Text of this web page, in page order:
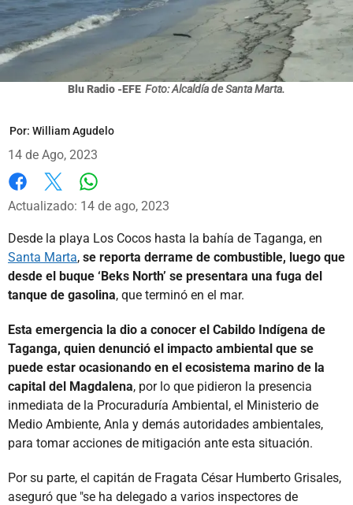
Blu Radio -EFE Foto: Alcaldía de Santa Marta.
Por: William Agudelo
14 de Ago, 2023
Facebook
X
Actualizado: 14 de ago, 2023
Desde la playa Los Cocos hasta la bahía de Taganga, en
Santa Marta, se reporta derrame de combustible, luego que
desde el buque ‘Beks North’ se presentara una fuga del
tanque de gasolina, que terminó en el mar.
Esta emergencia la dio a conocer el Cabildo Indígena de
Taganga, quien denunció el impacto ambiental que se
puede estar ocasionando en el ecosistema marino de la
capital del Magdalena, por lo que pidieron la presencia
inmediata de la Procuraduría Ambiental, el Ministerio de
Medio Ambiente, Anla y demás autoridades ambientales,
para tomar acciones de mitigación ante esta situación.
Por su parte, el capitán de Fragata César Humberto Grisales,
aseguró que "se ha delegado a varios inspectores de